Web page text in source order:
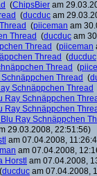
(ChipsBier am
(ducduc am
(piiceman am
Thread (ducduc am
Thread (piiceman
Thread (ducduc
Thread (
Thread (
Schnäppchen Thread
Ray Schnäppchen
Ray Schnäppchen
Ray Schnäppchen
29.03.2008, 22:51:56)
am 07.04.2008,
am 07.04.2008,
Horstl am 07.04.2008,
(ducduc am 07.04.2008,